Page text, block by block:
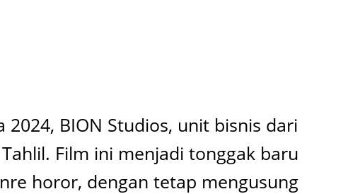
BION Studios, unit bisnis dari
Film ini menjadi tonggak baru
horor, dengan tetap mengusung